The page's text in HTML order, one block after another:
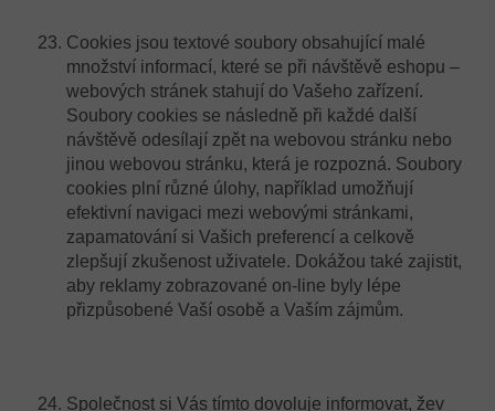
Cookies jsou textové soubory obsahující malé
množství informací, které se při návštěvě eshopu –
webových stránek stahují do Vašeho zařízení.
Soubory cookies se následně při každé další
návštěvě odesílají zpět na webovou stránku nebo
jinou webovou stránku, která je rozpozná. Soubory
cookies plní různé úlohy, například umožňují
efektivní navigaci mezi webovými stránkami,
zapamatování si Vašich preferencí a celkově
zlepšují zkušenost uživatele. Dokážou také zajistit,
aby reklamy zobrazované on-line byly lépe
přizpůsobené Vaší osobě a Vaším zájmům.
Společnost si Vás tímto dovoluje informovat, žev